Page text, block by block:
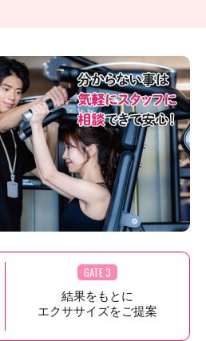
GATE 3
結果をもとに
エクササイズをご提案